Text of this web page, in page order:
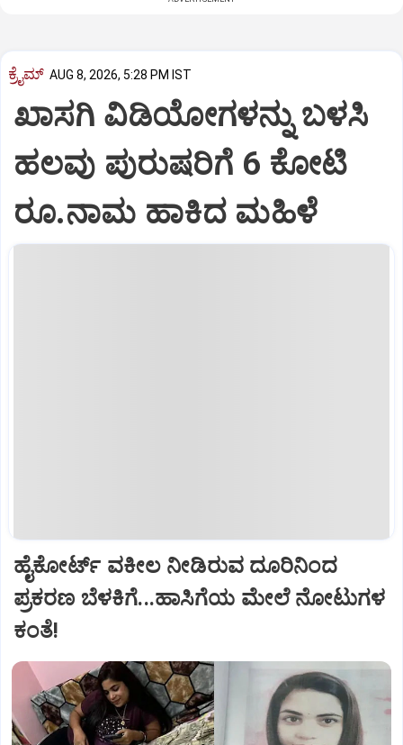
ಕ್ರೈಮ್ AUG 8, 2026, 5:28 PM IST
ಖಾಸಗಿ ವಿಡಿಯೋಗಳನ್ನು ಬಳಸಿ
ಹಲವು ಪುರುಷರಿಗೆ 6 ಕೋಟಿ
ರೂ.ನಾಮ ಹಾಕಿದ ಮಹಿಳೆ
ಹೈಕೋರ್ಟ್‌ ವಕೀಲ ನೀಡಿರುವ ದೂರಿನಿಂದ
ಪ್ರಕರಣ ಬೆಳಕಿಗೆ...ಹಾಸಿಗೆಯ ಮೇಲೆ ನೋಟುಗಳ
ಕಂತೆ!